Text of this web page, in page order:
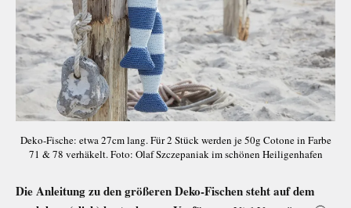
Deko-Fische: etwa 27cm lang. Für 2 Stück werden je 50g Cotone in Farbe
71 & 78 verhäkelt. Foto: Olaf Szczepaniak im schönen Heiligenhafen
Die Anleitung zu den größeren Deko-Fischen steht auf dem